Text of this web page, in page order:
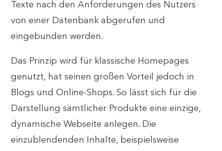
Texte nach den Anforderungen des Nutzers
von einer Datenbank abgerufen und
eingebunden werden.
Das Prinzip wird für klassische Homepages
genutzt, hat seinen großen Vorteil jedoch in
Blogs und Online-Shops. So lässt sich für die
Darstellung sämtlicher Produkte eine einzige,
dynamische Webseite anlegen. Die
einzublendenden Inhalte, beispielsweise